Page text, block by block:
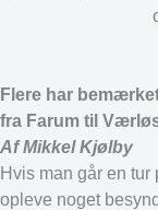
Flere har
fra Farum til
Af Mikkel Kjølby
Hvis man går en
opleve noget